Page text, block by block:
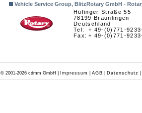
Vehicle Service Group, BlitzRotary GmbH -
Hüfinger Straße 55
78199 Bräunlingen
Deutschland
Tel:
Fax:
+ 49-(0)771-
+ 49-(0)771-
© 2001-2026 cdmm GmbH | Impressum AGB Datenschutz